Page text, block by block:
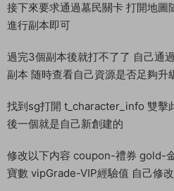
接下來要求通過墓民關卡 打開地圖
進行副本即可
過完3個副本後就打不了了 自己通
副本 随時查看自己資源是否足夠升
找到sg打開 t_character_info 雙擊
後一個就是自己新創建的
修改以下内容 coupon-禮券 gold-
寶數 vipGrade-VIP經驗值 自己修改